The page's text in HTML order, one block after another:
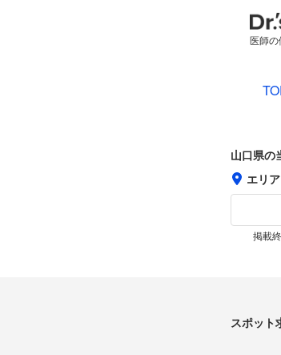
医師
山口県の
エリア
掲載
スポット